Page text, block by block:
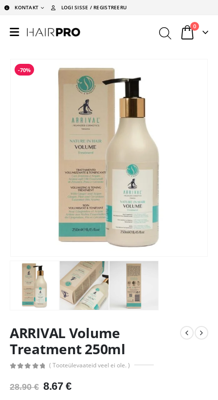
KONTAKT LOGI SISSE / REGISTREERU
0
-70%
ARRIVAL Volume
Treatment 250ml
( Tooteülevaateid veel ei ole. )
28.90€ Algne
8.67€Praegune